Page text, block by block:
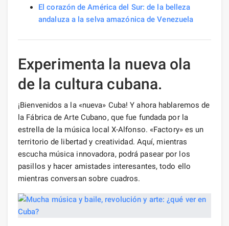
El corazón de América del Sur: de la belleza
andaluza a la selva amazónica de Venezuela
Experimenta la nueva ola
de la cultura cubana.
¡Bienvenidos a la «nueva» Cuba! Y ahora hablaremos de
la Fábrica de Arte Cubano, que fue fundada por la
estrella de la música local X-Alfonso. «Factory» es un
territorio de libertad y creatividad. Aquí, mientras
escucha música innovadora, podrá pasear por los
pasillos y hacer amistades interesantes, todo ello
mientras conversan sobre cuadros.